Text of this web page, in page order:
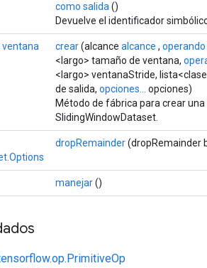
como salida ()
Devuelve el identificador
ventana
crear(alcance alcance , operando
<largo> tamaño de ventana,
<largo> ventanaStride,
de salida, opciones...
opciones)
Método de fábrica para crear
SlidingWindowDataset.
dropRemainder(dropRemainder
manejar()